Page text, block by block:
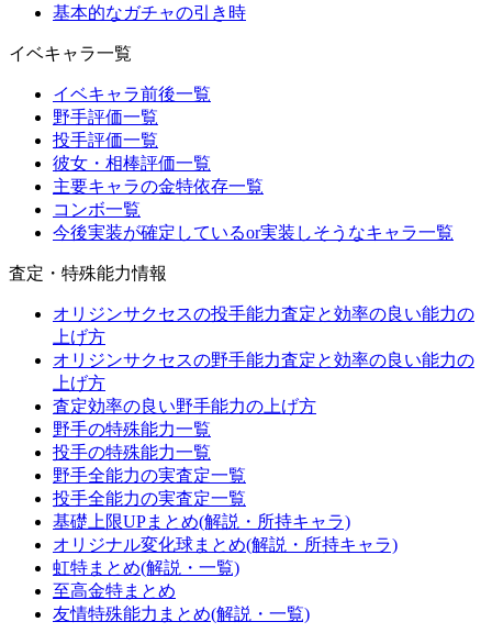
基本的なガチャの引き時
イベキャラ一覧
イベキャラ前後一覧
野手評価一覧
投手評価一覧
彼女・相棒評価一覧
主要キャラの金特依存一覧
コンボ一覧
今後実装が確定しているor実装しそうなキャラ一覧
査定・特殊能力情報
オリジンサクセスの投手能力査定と効率の良い能力の
上げ方
オリジンサクセスの野手能力査定と効率の良い能力の
上げ方
査定効率の良い野手能力の上げ方
野手の特殊能力一覧
投手の特殊能力一覧
野手全能力の実査定一覧
投手全能力の実査定一覧
基礎上限UPまとめ(解説・所持キャラ)
オリジナル変化球まとめ(解説・所持キャラ)
虹特まとめ(解説・一覧)
至高金特まとめ
友情特殊能力まとめ(解説・一覧)